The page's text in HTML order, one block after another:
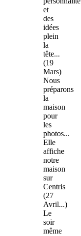
et
des
idées
plein
la
tête...
(19
Mars)
Nous
préparons
la
maison
pour
les
photos...
Elle
affiche
notre
maison
sur
Centris
(27
Avril...)
Le
soir
même